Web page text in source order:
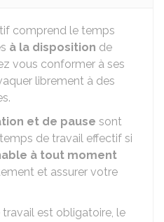
comprend le temps
à la disposition de
vous conformer à ses
librement à des
et de pause sont
de travail effectif si
à tout moment
et assurer votre
est obligatoire, le